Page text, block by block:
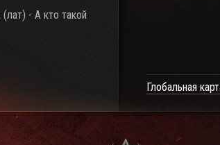
- А кто такой
Глобальная